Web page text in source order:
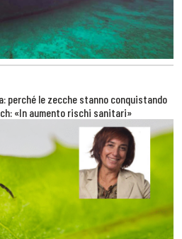
perché le zecche stanno conquistando
«In aumento rischi sanitari»